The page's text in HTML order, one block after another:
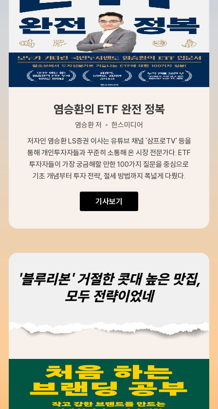
염승환의 ETF 완전 정복
염승환 저
한스미디어
저자인 염승환 LS증권 이사는 유튜브 채널 '삼프로TV' 등을
통해 개인투자자들과 꾸준히 소통해 온 시장 전문가다. ETF
투자자들이 가장 궁금해할 만한 100가지 질문을 중심으로
기초 개념부터 투자 전략, 절세 방법까지 폭넓게 다뤘다.
기사보기
'블루리본' 거절한 콧대 높은 맛집,
모두 전략이었네